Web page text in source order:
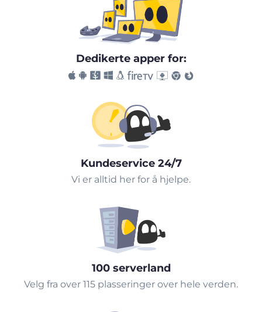
Dedikerte apper for:
Kundeservice 24/7
Vi er alltid her for å hjelpe.
100 serverland
Velg fra over 115 plasseringer over hele verden.